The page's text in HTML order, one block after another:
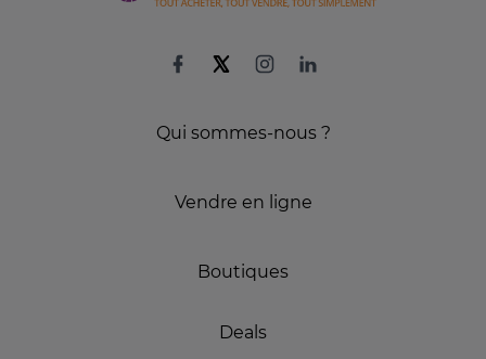
Qui sommes-nous ?
Vendre en ligne
Boutiques
Deals